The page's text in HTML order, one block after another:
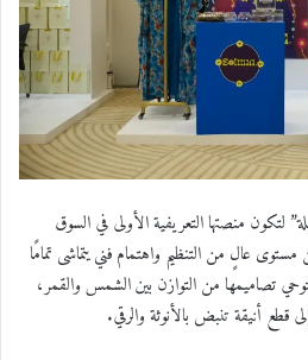
لتكون منصتها التعريفية الأولى في السوق
عالٍ من التنظيم واهتمام فني يتماشى تمامًا
تصاميمها من التوازن بين الشمس والقمر،
قطع أنيقة تنبض بالأنوثة والرقي.